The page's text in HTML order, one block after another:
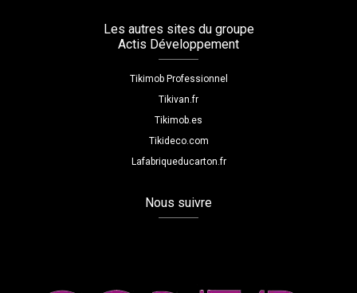
Les autres sites du groupe
Actis Développement
Tikimob Professionnel
Tikivan.fr
Tikimob.es
Tikideco.com
Lafabriqueducarton.fr
Nous suivre